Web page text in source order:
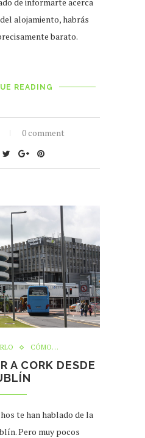
alojamiento, habrás
barato.
READING
0 comment
CÓMO…
A CORK DESDE
te han hablado de la
Pero muy pocos